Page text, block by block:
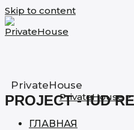
Skip to content
PrivateHouse
ГЛАВНАЯ
PrivateHouse >
PROJECT - IUD